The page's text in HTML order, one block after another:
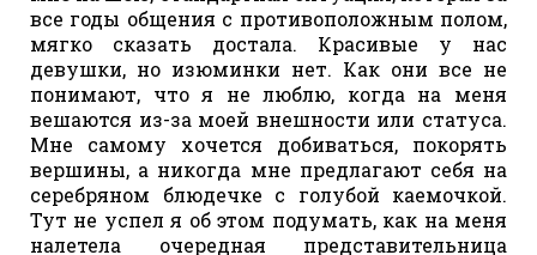
все годы общения с противоположным полом,
мягко сказать достала. Красивые у нас
девушки, но изюминки нет. Как они все не
понимают, что я не люблю, когда на меня
вешаются из-за моей внешности или статуса.
Мне самому хочется добиваться, покорять
вершины, а никогда мне предлагают себя на
серебряном блюдечке с голубой каемочкой.
Тут не успел я об этом подумать, как на меня
налетела очередная представительница